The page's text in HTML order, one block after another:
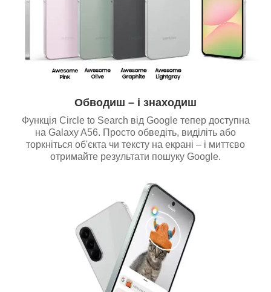
Обводиш – і знаходиш
Функція Circle to Search від Google тепер доступна
на Galaxy A56. Просто обведіть, виділіть або
торкніться об'єкта чи тексту на екрані – і миттєво
отримайте результати пошуку Google.